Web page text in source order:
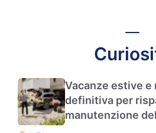
Vacanze estive e
definitiva per
manutenzione